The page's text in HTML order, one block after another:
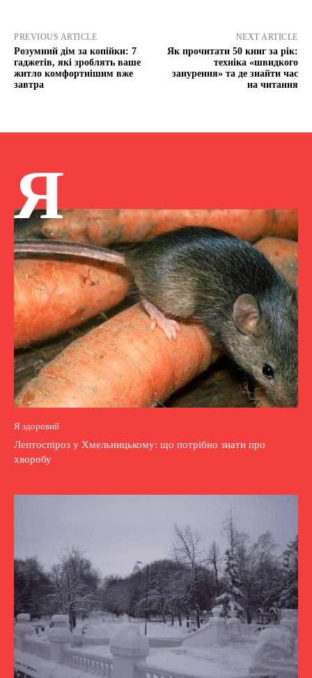
PREVIOUS ARTICLE
Розумний дім за копійки: 7
гаджетів, які зроблять ваше
житло комфортнішим вже
завтра
NEXT ARTICLE
Як прочитати 50 книг за рік:
техніка «швидкого
занурення» та де знайти час
на читання
Я
Я здоровий
Лептоспіроз у Хмельницькому: що потрібно знати про
хворобу